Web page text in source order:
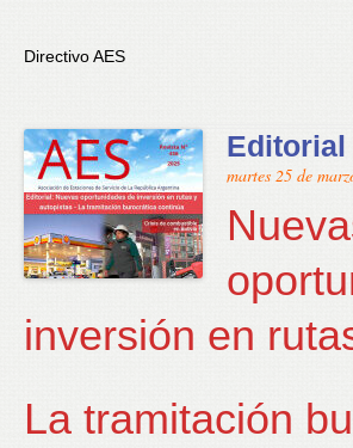
Directivo AES
Editorial
martes 25 de
inversión en
La tramitación